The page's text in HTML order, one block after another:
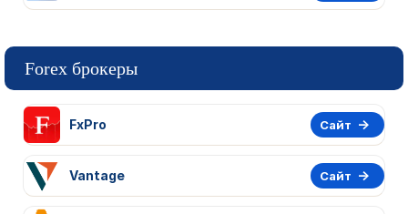
Forex брокеры
FxPro Сайт
Vantage Сайт